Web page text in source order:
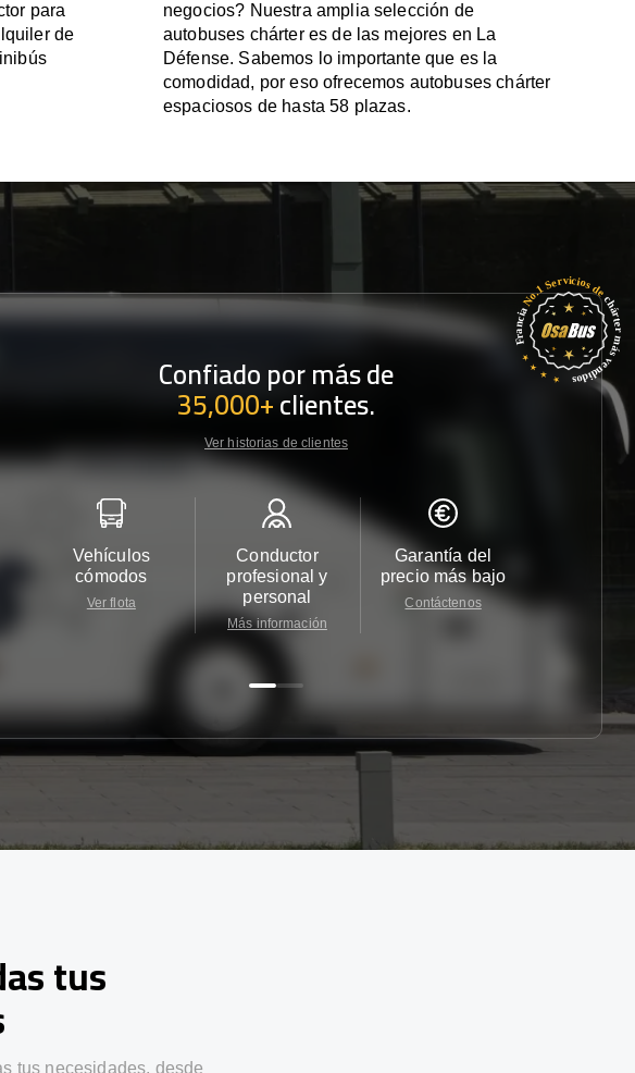
para
de
negocios? Nuestra amplia selección de
autobuses chárter es de las mejores en La
Défense. Sabemos lo importante que es la
comodidad, por eso ofrecemos autobuses chárter
espaciosos de hasta 58 plazas.
Confiado por más de
35,000+clientes.
Ver historias de clientes
Vehículos
cómodos
Ver flota
Conductor
profesional y
personal
Más información
Garantía del
precio más bajo
Contáctenos
tus
tus necesidades, desde